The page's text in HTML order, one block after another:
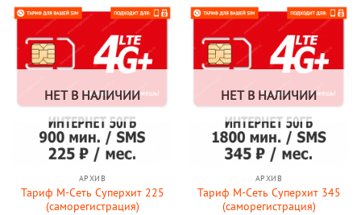
НЕТ В НАЛИЧИИ
АРХИВ
Тариф М-Сеть Суперхит 225
(саморегистрация)
НЕТ В НАЛИЧИИ
АРХИВ
Тариф М-Сеть Суперхит 345
(саморегистрация)